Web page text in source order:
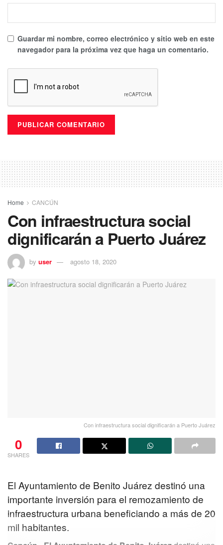
Guardar mi nombre, correo electrónico y sitio web en este
navegador para la próxima vez que haga un comentario.
Home CANCÚN
Con infraestructura social
dignificarán a Puerto Juárez
by user agosto 18, 2020
Con infraestructura social dignificarán a Puerto Juárez
0
SHARES
El Ayuntamiento de Benito Juárez destinó una
importante inversión para el remozamiento de
infraestructura urbana beneficiando a más de 20
mil habitantes.